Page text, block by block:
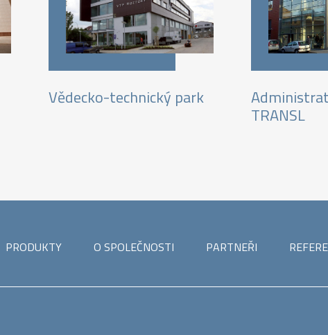
Vědecko-technický park
TRANSL
PRODUKTY O SPOLEČNOSTI PARTNEŘI